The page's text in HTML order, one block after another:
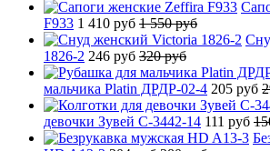
F933 1 410 руб 1 550 руб
1826-2 246 руб 320 руб
мальчика Platin ДРДР-02-4 205 руб
девочки Зувей C-3442-14 111 руб